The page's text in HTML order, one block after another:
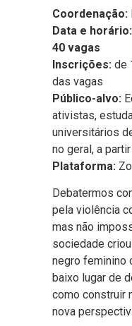
Coordenação:
Data e horário:
40 vagas
Inscrições: de
das vagas
Público-alvo:
ativistas,
universitários
no geral, a
Plataforma:
Debatermos
pela violência
mas não
sociedade
negro feminino
baixo lugar de
como construir
nova